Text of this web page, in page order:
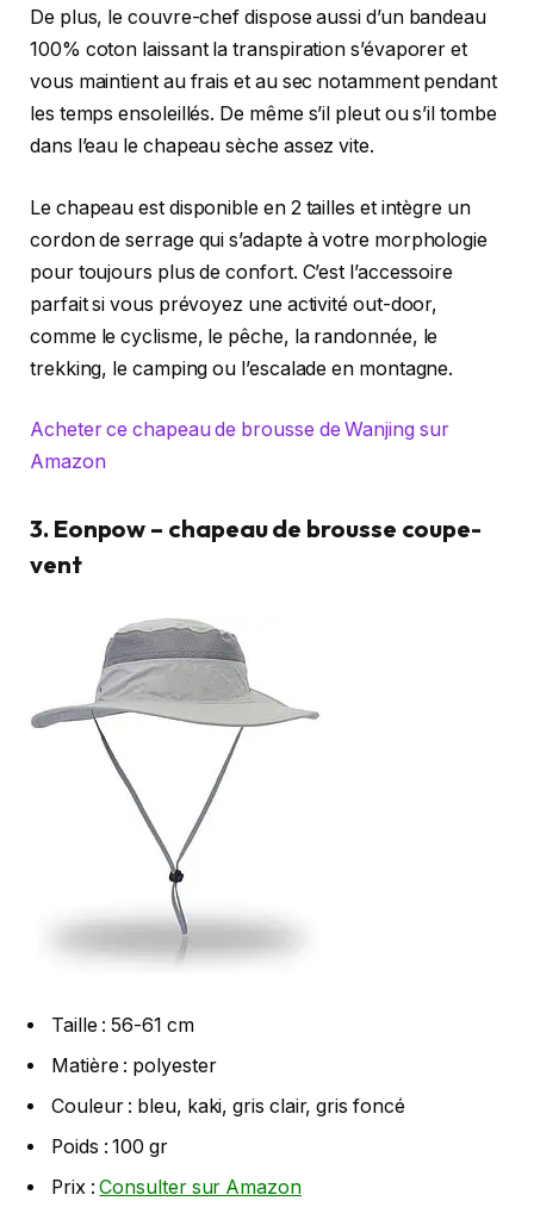
De plus, le couvre-chef dispose aussi d’un bandeau
100% coton laissant la transpiration s’évaporer et
vous maintient au frais et au sec notamment pendant
les temps ensoleillés. De même s’il pleut ou s’il tombe
dans l’eau le chapeau sèche assez vite.
Le chapeau est disponible en 2 tailles et intègre un
cordon de serrage qui s’adapte à votre morphologie
pour toujours plus de confort. C’est l’accessoire
parfait si vous prévoyez une activité out-door,
comme le cyclisme, le pêche, la randonnée, le
trekking, le camping ou l’escalade en montagne.
Acheter ce chapeau de brousse de Wanjing sur
Amazon
3. Eonpow – chapeau de brousse coupe-
vent
Taille : 56-61 cm
Matière : polyester
Couleur : bleu, kaki, gris clair, gris foncé
Poids : 100 gr
Prix :Consulter sur Amazon